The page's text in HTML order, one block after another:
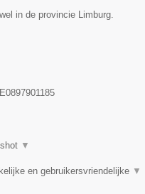
in de provincie Limburg.
▼
en gebruikersvriendelijke ▼